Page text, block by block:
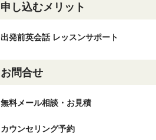
申し込むメリット
出発前英会話 レッスンサポート
お問合せ
無料メール相談・お見積
カウンセリング予約